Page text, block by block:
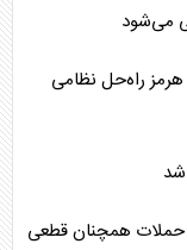
می‌شود
هرمز راه‌حل نظامی
شد
حملات همچنان قطعی